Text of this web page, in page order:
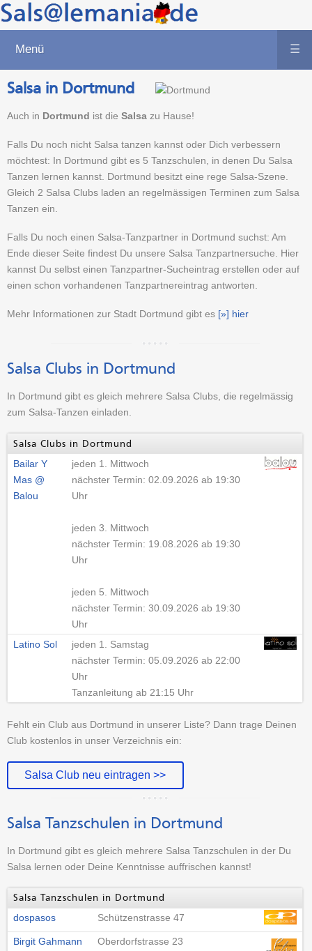
Menü ☰
Salsa in Dortmund
Auch in Dortmund ist die Salsa zu Hause!
Falls Du noch nicht Salsa tanzen kannst oder Dich verbessern
möchtest: In Dortmund gibt es 5 Tanzschulen, in denen Du Salsa
Tanzen lernen kannst. Dortmund besitzt eine rege Salsa-Szene.
Gleich 2 Salsa Clubs laden an regelmässigen Terminen zum Salsa
Tanzen ein.
Falls Du noch einen Salsa-Tanzpartner in Dortmund suchst: Am
Ende dieser Seite findest Du unsere Salsa Tanzpartnersuche. Hier
kannst Du selbst einen Tanzpartner-Sucheintrag erstellen oder auf
einen schon vorhandenen Tanzpartnereintrag antworten.
Mehr Informationen zur Stadt Dortmund gibt es [»] hier
Salsa Clubs in Dortmund
In Dortmund gibt es gleich mehrere Salsa Clubs, die regelmässig
zum Salsa-Tanzen einladen.
Salsa Clubs in Dortmund
Bailar Y
Mas @
Balou
jeden 1. Mittwoch
nächster Termin: 02.09.2026 ab 19:30
Uhr
jeden 3. Mittwoch
nächster Termin: 19.08.2026 ab 19:30
Uhr
jeden 5. Mittwoch
nächster Termin: 30.09.2026 ab 19:30
Uhr
Latino Sol
jeden 1. Samstag
nächster Termin: 05.09.2026 ab 22:00
Uhr
Tanzanleitung ab 21:15 Uhr
Fehlt ein Club aus Dortmund in unserer Liste? Dann trage Deinen
Club kostenlos in unser Verzeichnis ein:
Salsa Club neu eintragen >>
Salsa Tanzschulen in Dortmund
In Dortmund gibt es gleich mehrere Salsa Tanzschulen in der Du
Salsa lernen oder Deine Kenntnisse auffrischen kannst!
Salsa Tanzschulen in Dortmund
dospasos Schützenstrasse 47
Birgit Gahmann
Oberdorfstrasse 23